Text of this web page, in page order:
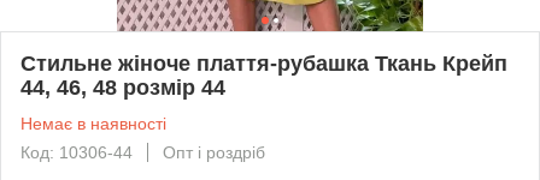
Стильне жіноче плаття-рубашка Ткань Крейп
44, 46, 48 розмір 44
Немає в наявності
Код: 10306-44
Опт і роздріб